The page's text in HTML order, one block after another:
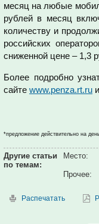
месяц на любые
рублей в месяц
количеству и
российских
сниженной цене – 1,3
Более подробно
сайте www.penza.rt.ru
*предложение действительно на
Другие статьи
по темам:
Место:
Прочее:
Распечатать